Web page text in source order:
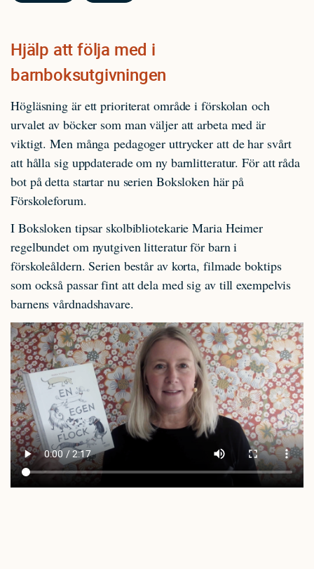
Hjälp att följa med i
barnboksutgivningen
Högläsning är ett prioriterat område i förskolan och
urvalet av böcker som man väljer att arbeta med är
viktigt. Men många pedagoger uttrycker att de har svårt
att hålla sig uppdaterade om ny barnlitteratur. För att råda
bot på detta startar nu serien Boksloken här på
Förskoleforum.
I Boksloken tipsar skolbibliotekarie Maria Heimer
regelbundet om nyutgiven litteratur för barn i
förskoleåldern. Serien består av korta, filmade boktips
som också passar fint att dela med sig av till exempelvis
barnens vårdnadshavare.